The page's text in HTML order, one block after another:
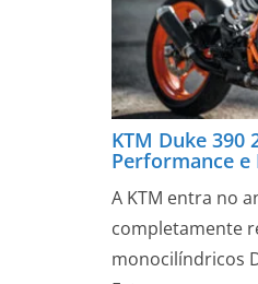
KTM Duke 390
Performance e
A KTM entra no
completamente
monocilíndricos